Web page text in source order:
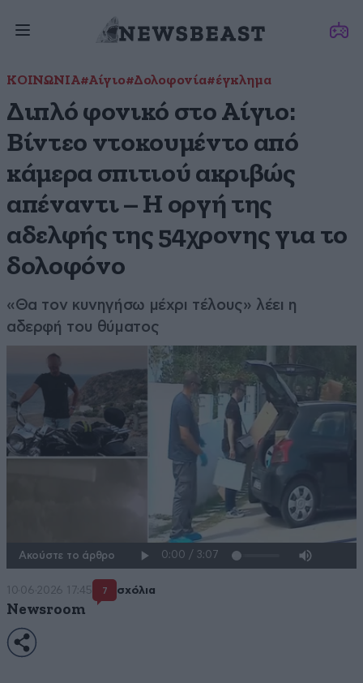
ΚΟΙΝΩΝΙΑ#Αίγιο#Δολοφονία#έγκλημα
Διπλό φονικό στο Αίγιο:
Βίντεο ντοκουμέντο από
κάμερα σπιτιού ακριβώς
απέναντι – Η οργή της
αδελφής της 54χρονης για το
δολοφόνο
«Θα τον κυνηγήσω μέχρι τέλους» λέει η
αδερφή του θύματος
Ακούστε το άρθρο
10·06·2026 17:45 7 σχόλια
Newsroom